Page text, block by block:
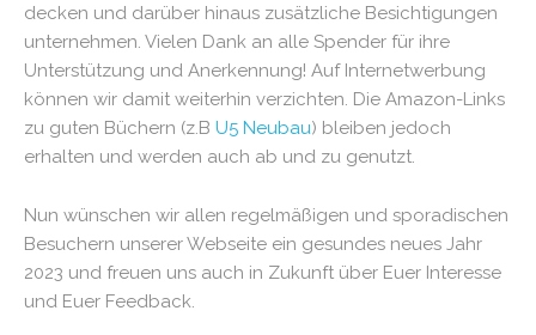
decken und darüber hinaus zusätzliche Besichtigungen
unternehmen. Vielen Dank an alle Spender für ihre
Unterstützung und Anerkennung! Auf Internetwerbung
können wir damit weiterhin verzichten. Die Amazon-Links
zu guten Büchern (z.B U5 Neubau) bleiben jedoch
erhalten und werden auch ab und zu genutzt.
Nun wünschen wir allen regelmäßigen und sporadischen
Besuchern unserer Webseite ein gesundes neues Jahr
2023 und freuen uns auch in Zukunft über Euer Interesse
und Euer Feedback.